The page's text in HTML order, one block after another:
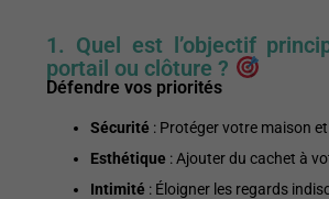
1. Quel est l’objectif
portail ou clôture ?
Défendre vos priorités
Sécurité : Protéger votre maison
Esthétique : Ajouter du cachet à
Intimité : Éloigner les regards